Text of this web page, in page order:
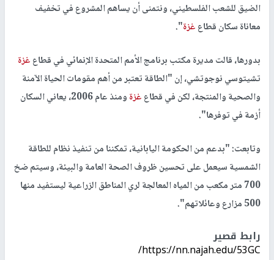
الضيق للشعب الفلسطيني، ونتمنى أن يساهم المشروع في تخفيف
معاناة سكان قطاعغزة".
بدورها، قالت مديرة مكتب برنامج الأمم المتحدة الإنمائي في قطاعغزة
تشيتوسي نوجوتشي، إن "الطاقة تعتبر من أهم مقومات الحياة الآمنة
والصحية والمنتجة، لكن في قطاعغزة
ومنذ عام 2006، يعاني السكان
أزمة في توفرها".
وتابعت: "بدعم من الحكومة اليابانية، تمكننا من تنفيذ نظام للطاقة
الشمسية سيعمل على تحسين ظروف الصحة العامة والبيئة، وسيتم ضخ
700 متر مكعب من المياه المعالجة لري المناطق الزراعية ليستفيد منها
500 مزارع وعائلاتهم".
رابط قصير
https://nn.najah.edu/53GC/